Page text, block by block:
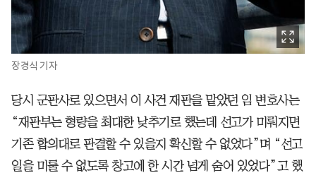
장경식 기자
당시 군판사로 있으면서 이 사건 재판을 맡았던 임 변호사는
“재판부는 형량을 최대한 낮추기로 했는데 선고가 미뤄지면
기존 합의대로 판결할 수 있을지 확신할 수 없었다”며 “선고
일을 미룰 수 없도록 창고에 한 시간 넘게 숨어 있었다”고 했